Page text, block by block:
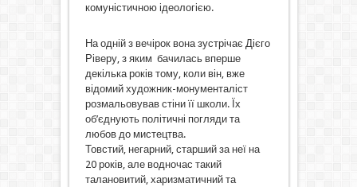
комуністичною ідеологією.
На одній з вечірок вона зустрічає Дієго
Ріверу, з яким бачилась вперше
декілька років тому, коли він, вже
відомий художник-монументаліст
розмальовував стіни її школи. Їх
об’єднують політичні погляди та
любов до мистецтва.
Товстий, негарний, старший за неї на
20 років, але водночас такий
талановитий, харизматичний та